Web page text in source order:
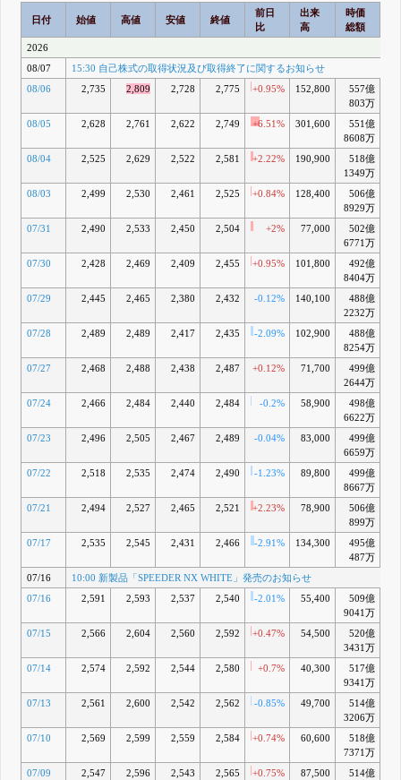
電技術を用
いたバッテ
リーレス
ーシステム
開発のお知
らせ
株式の取得
状況に関す
7月 07, 2026
3月期(第147
期)決算説明
6月 12, 2026
株式の取得
6月 05, 2026
拠点集約に
らせ
5月 22, 2026
株式の取得
るお知らせ
5月 12, 2026
年3月期決算
基準〕(連結)
5月 11, 2026
I
10:00 新製
品「26
BLACK」
「26
VENTUS TR
のお知らせ
4月 10, 2026
J
15:30 自己
株式の取得
るお知らせ
K
15:30 役員
人事に関す
3月 26, 2026
日付 始値 高値 安値 終値
前日
比
出来
高
時価
総額
2026
08/07
15:30 自己株式の取得状況及び取得終了に関するお知らせ
08/06
2,735 2,809 2,728 2,775 +0.95% 152,800
557億
803万
08/05 2,628 2,761 2,622 2,749 +6.51% 301,600
551億
8608万
08/04 2,525 2,629 2,522 2,581 +2.22% 190,900
518億
1349万
08/03 2,499 2,530 2,461 2,525 +0.84% 128,400
506億
8929万
07/31 2,490 2,533 2,450 2,504 +2% 77,000
502億
6771万
07/30 2,428 2,469 2,409 2,455 +0.95% 101,800
492億
8404万
07/29 2,445 2,465 2,380 2,432 -0.12% 140,100
488億
2232万
07/28 2,489 2,489 2,417 2,435 -2.09% 102,900
488億
8254万
07/27 2,468 2,488 2,438 2,487 +0.12% 71,700
499億
2644万
07/24 2,466 2,484 2,440 2,484 -0.2% 58,900
498億
6622万
07/23 2,496 2,505 2,467 2,489 -0.04% 83,000
499億
6659万
07/22 2,518 2,535 2,474 2,490 -1.23% 89,800
499億
8667万
07/21 2,494 2,527 2,465 2,521 +2.23% 78,900
506億
899万
07/17 2,535 2,545 2,431 2,466 -2.91% 134,300
495億
487万
07/16
10:00 新製品「SPEEDER NX WHITE」発売のお知らせ
07/16
2,591 2,593 2,537 2,540 -2.01% 55,400
509億
9041万
07/15 2,566 2,604 2,560 2,592 +0.47% 54,500
520億
3431万
07/14 2,574 2,592 2,544 2,580 +0.7% 40,300
517億
9341万
07/13 2,561 2,600 2,542 2,562 -0.85% 49,700
514億
3206万
07/10 2,569 2,599 2,559 2,584 +0.74% 60,600
518億
7371万
07/09 2,547 2,596 2,543 2,565 +0.75% 87,500
514億